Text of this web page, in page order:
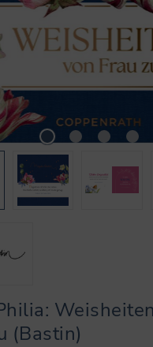
(Bastin)